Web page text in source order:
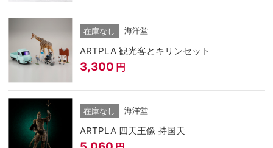
在庫なし 海洋堂
ARTPLA 観光客とキリンセット
3,300 円
在庫なし 海洋堂
ARTPLA 四天王像 持国天